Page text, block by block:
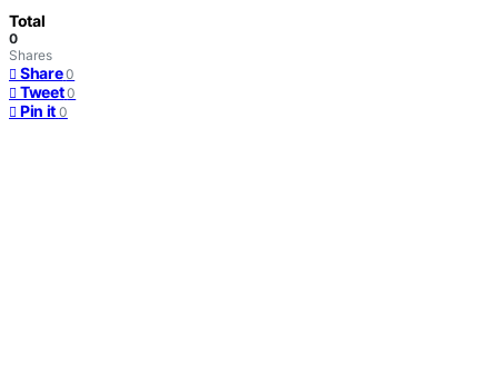
Total
0
Shares
Share 0
Tweet 0
Pin it 0